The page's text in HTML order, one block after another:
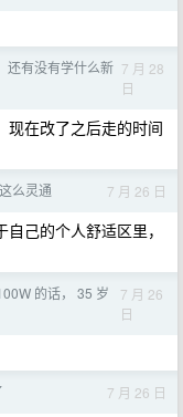
还有没有学什么新 7 月 28
日
现在改了之后走的时间
么灵通 7 月 26 日
己的个人舒适区里，
的话， 35 岁
7 月 26
日
7 月 26 日